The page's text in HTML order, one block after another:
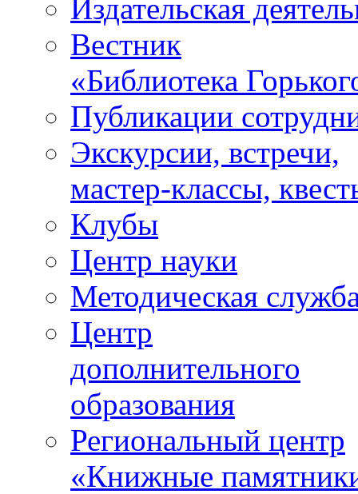
Издательская
Вестник
«Библиотека
Публикации
Экскурсии, встречи,
мастер-классы,
Клубы
Центр науки
Методическая
Центр
дополнительного
образования
Региональный центр
«Книжные